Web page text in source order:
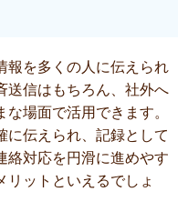
報を多くの人に伝えられ
送信はもちろん、社外へ
場面で活用できます。
に伝えられ、記録として
絡対応を円滑に進めやす
リットといえるでしょ